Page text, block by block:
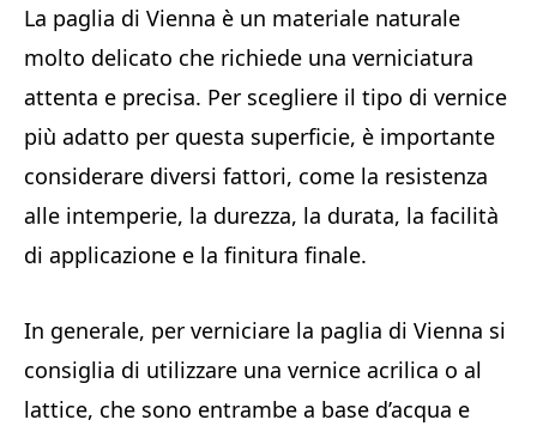
La paglia di Vienna è un materiale naturale
molto delicato che richiede una verniciatura
attenta e precisa. Per scegliere il tipo di vernice
più adatto per questa superficie, è importante
considerare diversi fattori, come la resistenza
alle intemperie, la durezza, la durata, la facilità
di applicazione e la finitura finale.
In generale, per verniciare la paglia di Vienna si
consiglia di utilizzare una vernice acrilica o al
lattice, che sono entrambe a base d’acqua e